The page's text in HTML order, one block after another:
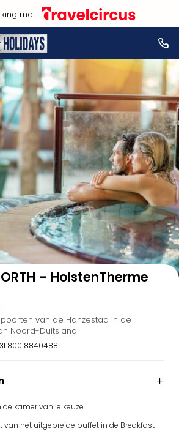
met
Bekijk op kaart
– HolstenTherme
van de Hanzestad in de
Noord-Duitsland
800 8840488
de kamer van je keuze
van het uitgebreide buffet in de Breakfast